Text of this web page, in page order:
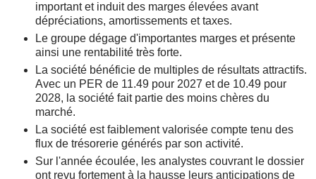
important et induit des marges élevées avant
dépréciations, amortissements et taxes.
Le groupe dégage d'importantes marges et présente
ainsi une rentabilité très forte.
La société bénéficie de multiples de résultats attractifs.
Avec un PER de 11.49 pour 2027 et de 10.49 pour
2028, la société fait partie des moins chères du
marché.
La société est faiblement valorisée compte tenu des
flux de trésorerie générés par son activité.
Sur l'année écoulée, les analystes couvrant le dossier
ont revu fortement à la hausse leurs anticipations de